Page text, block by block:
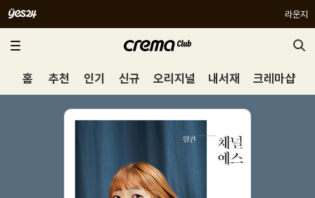
라운지
홈 추천 인기 신규 오리지널 내서재 크레마샵